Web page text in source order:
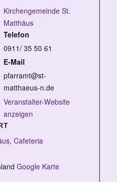
Cafeteria
Google Karte
Kirchengemeinde St.
Matthäus
Telefon
0911/ 35 50 61
E-Mail
pfarramt@st-
matthaeus-n.de
Veranstalter-Website
anzeigen